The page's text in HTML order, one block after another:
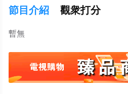
節目介紹 觀衆打分
暫無